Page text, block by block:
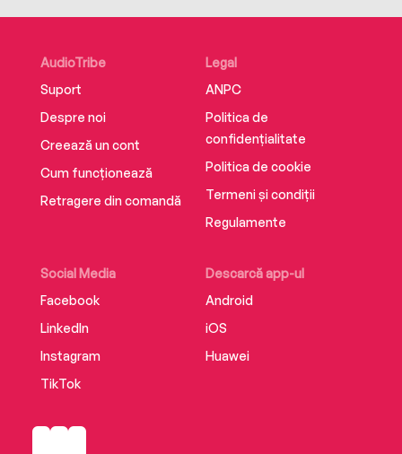
AudioTribe
Suport
Despre noi
Creează un cont
Cum funcționează
Retragere din comandă
Social Media
Facebook
LinkedIn
Instagram
TikTok
Descarcă app-ul
Android
iOS
Huawei
Legal
ANPC
Politica de
confidențialitate
Politica de cookie
Termeni și condiții
Regulamente